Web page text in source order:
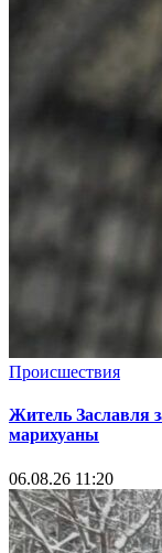
Происшествия
Житель Заславля
марихуаны
06.08.26 11:20